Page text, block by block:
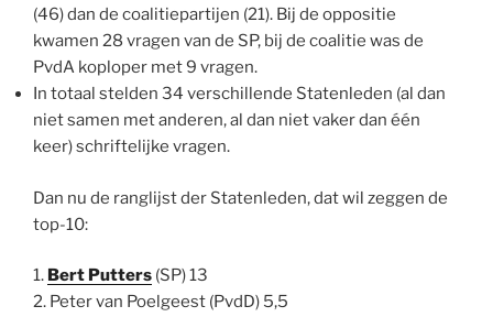
(46) dan de coalitiepartijen (21). Bij de oppositie
kwamen 28 vragen van de SP, bij de coalitie was de
PvdA koploper met 9 vragen.
In totaal stelden 34 verschillende Statenleden (al dan
niet samen met anderen, al dan niet vaker dan één
keer) schriftelijke vragen.
Dan nu de ranglijst der Statenleden, dat wil zeggen de
top-10:
1. Bert Putters (SP) 13
2. Peter van Poelgeest (PvdD) 5,5